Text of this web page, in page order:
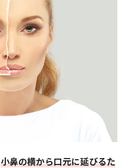
小鼻の横から口元に延びるた